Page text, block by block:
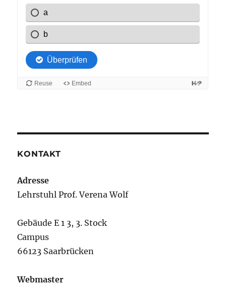
KONTAKT
Adresse
Lehrstuhl Prof. Verena Wolf
Gebäude E 1 3, 3. Stock
Campus
66123 Saarbrücken
Webmaster